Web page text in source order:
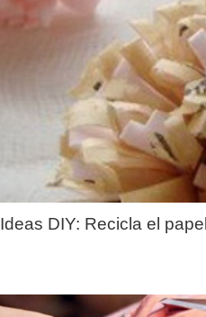
Ideas DIY: Recicla el